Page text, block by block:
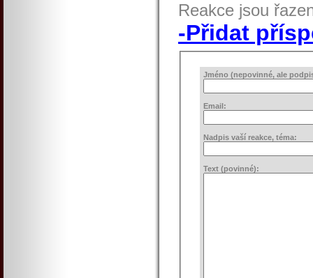
Reakce jsou
-Přidat
Jméno (nepovinné, ale
Email:
Nadpis vaší reakce, téma:
Text (povinné):